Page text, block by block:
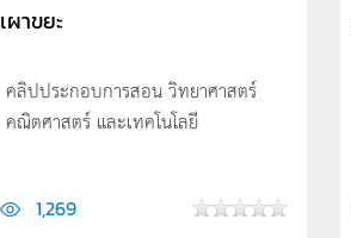
เผาขยะ
คลิปประกอบการสอน วิทยาศาสตร์
คณิตศาสตร์ และเทคโนโลยี
1,269